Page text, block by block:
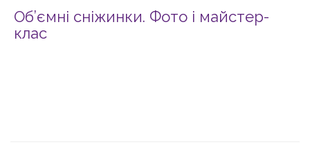
Об’ємні сніжинки. Фото і майcтер-
клас